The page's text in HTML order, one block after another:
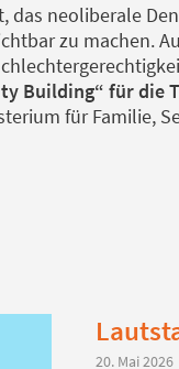
das neoliberale
zu machen.
Building“ für die
für Familie,
20. Mai 2026